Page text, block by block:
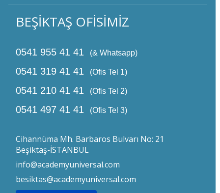
BEŞİKTAŞ OFİSİMİZ
0541 955 41 41 (& Whatsapp)
0541 319 41 41 (Ofis Tel 1)
0541 210 41 41 (Ofis Tel 2)
0541 497 41 41 (Ofis Tel 3)
Cihannüma Mh. Barbaros Bulvarı No: 21
Beşiktaş-İSTANBUL
info@academyuniversal.com
besiktas@academyuniversal.com